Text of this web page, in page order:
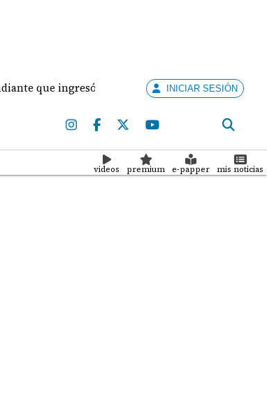
ingresó con un arma de fuego al 'Dolores
INICIAR SESIÓN
videos premium e-papper mis noticias